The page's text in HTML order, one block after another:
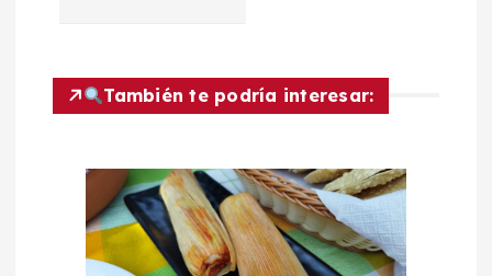
También te podría interesar: